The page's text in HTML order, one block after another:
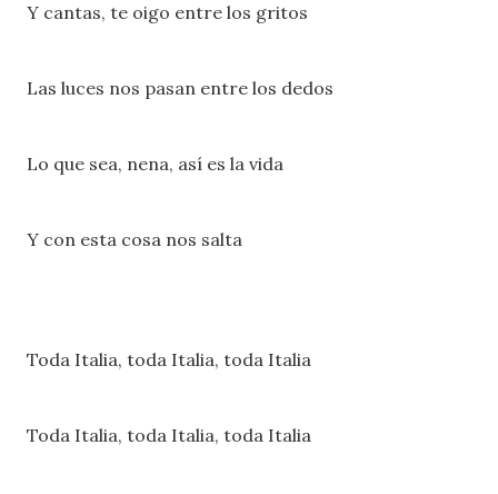
Y cantas, te oigo entre los gritos
Las luces nos pasan entre los dedos
Lo que sea, nena, así es la vida
Y con esta cosa nos salta
Toda Italia, toda Italia, toda Italia
Toda Italia, toda Italia, toda Italia